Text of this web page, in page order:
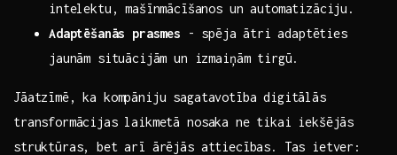
intelektu, mašīnmācīšanos un automatizāciju.
Adaptēšanās prasmes ⁤- spēja ātri ⁣adaptēties
jaunām situācijām un‍ izmaiņām tirgū.
Jāatzīmē, ka kompāniju sagatavotība digitālās
transformācijas laikmetā nosaka ne tikai iekšējās
struktūras, bet arī ārējās attiecības. Tas ietver: